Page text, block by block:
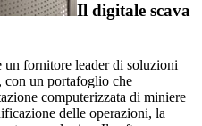
Il digitale scava
fornitore leader di soluzioni
con un portafoglio che
computerizzata di miniere
delle operazioni, la